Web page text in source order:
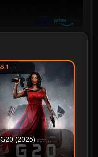
5.1
G20 (2025)